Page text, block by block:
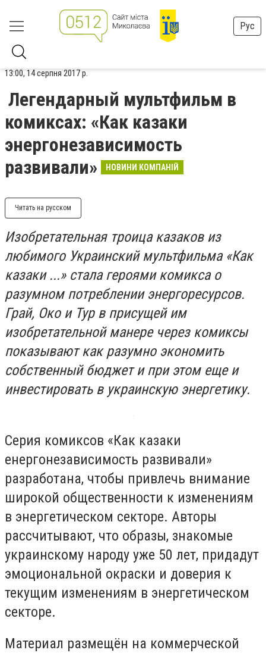
Рус
13:00, 14 серпня 2017 р.
Легендарный мультфильм в
комиксах: «Как казаки
энергонезависимость
развивали»
НОВИНИ КОМПАНІЙ
Читать на русском
Изобретательная троица казаков из
любимого Украинский мультфильма «Как
казаки ...» стала героями комикса о
разумном потреблении энергоресурсов.
Грай, Око и Тур в присущей им
изобретательной манере через комиксы
показывают как разумно экономить
собственный бюджет и при этом еще и
инвестировать в украинскую энергетику.
Серия комиксов «Как казаки
енергонезависимость развивали»
разработана, чтобы привлечь внимание
широкой общественности к изменениям
в энергетическом секторе. Авторы
рассчитывают, что образы, знакомые
украинскому народу уже 50 лет, придадут
эмоциональной окраски и доверия к
текущим изменениям в энергетическом
секторе.
Материал размещён на коммерческой